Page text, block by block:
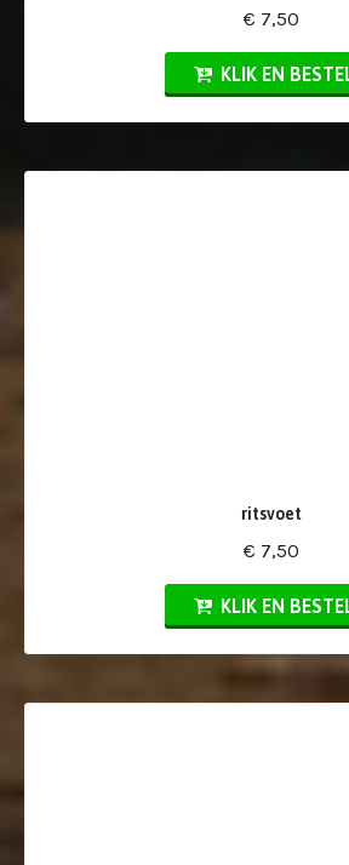
€ 7,50
KLIK EN BESTEL
ritsvoet
€ 7,50
KLIK EN BESTEL